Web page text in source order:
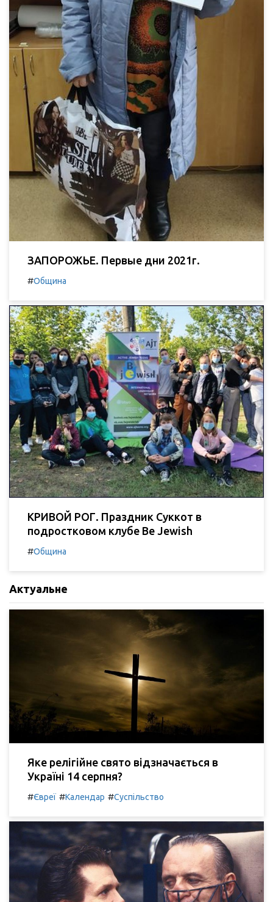
ЗАПОРОЖЬЕ. Первые дни 2021г.
#Община
КРИВОЙ РОГ. Праздник Суккот в
подростковом клубе Be Jewish
#Община
Актуальне
Яке релігійне свято відзначається в
Україні 14 серпня?
#Євреї #Календар #Суспільство